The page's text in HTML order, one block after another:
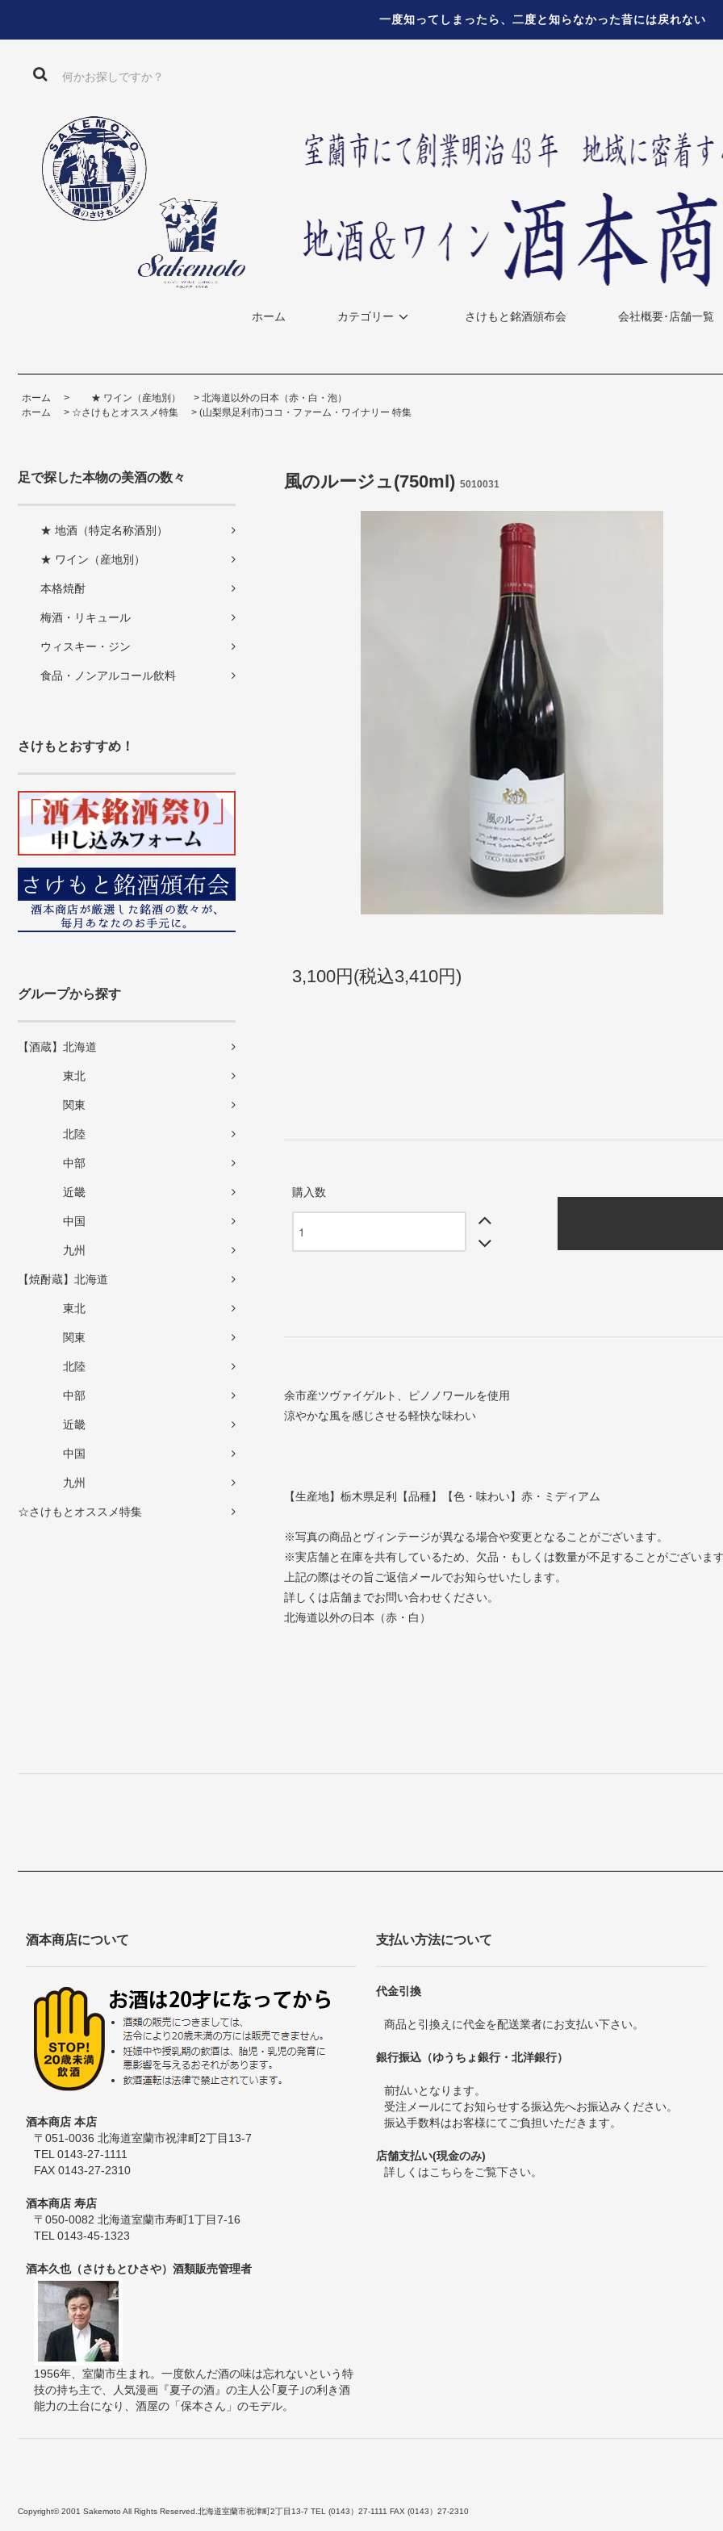
一度知ってしまったら、二度と知らなかった昔には戻れない
ホーム カテゴリー さけもと銘酒頒布会 会社概要･店舗一覧
ホーム > ★ ワイン（産地別） > 北海道以外の日本（赤・白・泡）
ホーム
> ☆さけもとオススメ特集 > (山梨県足利市)ココ・ファーム・ワイナリー 特集
足で探した本物の美酒の数々
★ 地酒（特定名称酒別）
★ ワイン（産地別）
本格焼酎
梅酒・リキュール
ウィスキー・ジン
食品・ノンアルコール飲料
さけもとおすすめ！
グループから探す
【酒蔵】北海道
東北
関東
北陸
中部
近畿
中国
九州
【焼酎蔵】北海道
東北
関東
北陸
中部
近畿
中国
九州
☆さけもとオススメ特集
風のルージュ(750ml) 5010031
3,100円(税込3,410円)
購入数
余市産ツヴァイゲルト、ピノノワールを使用
涼やかな風を感じさせる軽快な味わい
【生産地】栃木県足利【品種】【色・味わい】赤・ミディアム
※写真の商品とヴィンテージが異なる場合や変更となることがございます。
※実店舗と在庫を共有しているため、欠品・もしくは数量が不足することがございま
上記の際はその旨ご返信メールでお知らせいたします。
詳しくは店舗までお問い合わせください。
北海道以外の日本（赤・白）
酒本商店について
酒本商店 本店
〒051-0036 北海道室蘭市祝津町2丁目13-7
TEL 0143-27-1111
FAX 0143-27-2310
酒本商店 寿店
〒050-0082 北海道室蘭市寿町1丁目7-16
TEL 0143-45-1323
酒本久也（さけもとひさや）酒類販売管理者
1956年、室蘭市生まれ。一度飲んだ酒の味は忘れないという特
技の持ち主で、人気漫画『夏子の酒』の主人公｢夏子｣の利き酒
能力の土台になり、酒屋の「保本さん」のモデル。
支払い方法について
代金引換
商品と引換えに代金を配送業者にお支払い下さい。
銀行振込（ゆうちょ銀行・北洋銀行）
前払いとなります。
受注メールにてお知らせする振込先へお振込みください。
振込手数料はお客様にてご負担いただきます。
店舗支払い(現金のみ)
詳しくはこちらをご覧下さい。
Copyright© 2001 Sakemoto All Rights Reserved.北海道室蘭市祝津町2丁目13-7 TEL (0143）27-1111 FAX (0143）27-2310